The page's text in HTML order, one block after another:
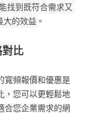
找到既符合需求又
的效益。
比
寬頻報價和優惠是
，您可以更輕鬆地
合您企業需求的網